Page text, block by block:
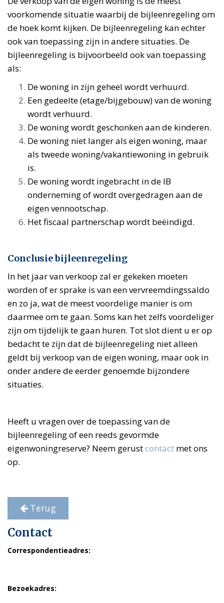
voorkomende situatie waarbij de bijleenregeling om
de hoek komt kijken. De bijleenregeling kan echter
ook van toepassing zijn in andere situaties. De
bijleenregeling is bijvoorbeeld ook van toepassing
als:
De woning in zijn geheel wordt verhuurd.
Een gedeelte (etage/bijgebouw) van de woning
wordt verhuurd.
De woning wordt geschonken aan de kinderen.
De woning niet langer als eigen woning, maar
als tweede woning/vakantiewoning in gebruik
is.
De woning wordt ingebracht in de IB
onderneming of wordt overgedragen aan de
eigen vennootschap.
Het fiscaal partnerschap wordt beëindigd.
Conclusie bijleenregeling
In het jaar van verkoop zal er gekeken moeten
worden of er sprake is van een vervreemdingssaldo
en zo ja, wat de meest voordelige manier is om
daarmee om te gaan. Soms kan het zelfs voordeliger
zijn om tijdelijk te gaan huren. Tot slot dient u er op
bedacht te zijn dat de bijleenregeling niet alleen
geldt bij verkoop van de eigen woning, maar ook in
onder andere de eerder genoemde bijzondere
situaties.
Heeft u vragen over de toepassing van de
bijleenregeling of een reeds gevormde
eigenwoningreserve? Neem gerustcontact met ons
op.
Terug
Contact
Correspondentieadres:
Bezoekadres: